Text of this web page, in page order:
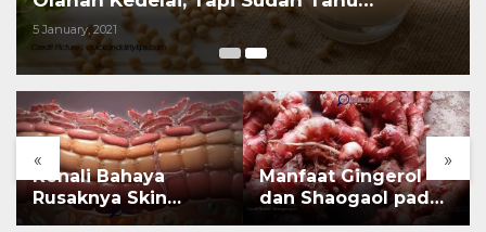
Manfaatnya untuk Kesehatan?
5 January, 2021
« »
Kenali Bahaya
Rusaknya Skin
Barrier
Manfaat Gingerol
dan Shaogaol pada